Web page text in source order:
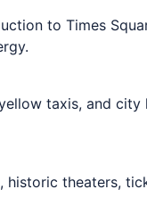
to Times
taxis, and
theaters,